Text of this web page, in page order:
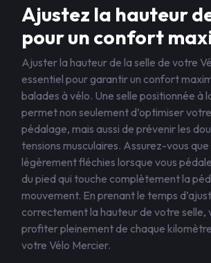
Ajustez la hauteur
pour un confort
Ajuster la hauteur de la selle de votre
essentiel pour garantir un confort
balades à vélo. Une selle positionnée à
permet non seulement d’optimiser
pédalage, mais aussi de prévenir les
tensions musculaires. Assurez-vous
légèrement fléchies lorsque vous
du pied qui touche complètement la
mouvement. En prenant le temps
correctement la hauteur de votre selle,
profiter pleinement de chaque
votre Vélo Mercier.